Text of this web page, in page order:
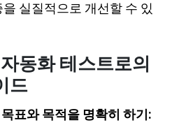
실질적으로 개선할 수 있
동화 테스트로의
드
표와 목적을 명확히 하기 :